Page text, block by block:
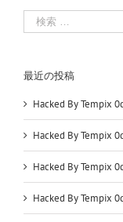
索
最近の投稿
Hacked By Tempix
Hacked By Tempix
Hacked By Tempix
Hacked By Tempix